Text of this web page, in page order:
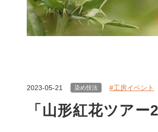
2023-05-21 染め技法 #工房イベント
「山形紅花ツア